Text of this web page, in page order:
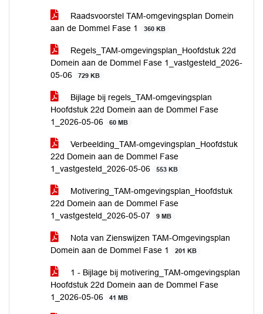
Raadsvoorstel TAM-omgevingsplan Domein
aan de Dommel Fase 1
360 KB
Regels_TAM-omgevingsplan_Hoofdstuk 22d
Domein aan de Dommel Fase 1_vastgesteld_2026-
05-06
729 KB
Bijlage bij regels_TAM-omgevingsplan
Hoofdstuk 22d Domein aan de Dommel Fase
1_2026-05-06
60 MB
Verbeelding_TAM-omgevingsplan_Hoofdstuk
22d Domein aan de Dommel Fase
1_vastgesteld_2026-05-06
553 KB
Motivering_TAM-omgevingsplan_Hoofdstuk
22d Domein aan de Dommel Fase
1_vastgesteld_2026-05-07
9 MB
Nota van Zienswijzen TAM-Omgevingsplan
Domein aan de Dommel Fase 1
201 KB
1 - Bijlage bij motivering_TAM-omgevingsplan
Hoofdstuk 22d Domein aan de Dommel Fase
1_2026-05-06
41 MB